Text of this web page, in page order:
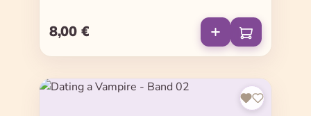
Regulärer Preis:
8,00 €